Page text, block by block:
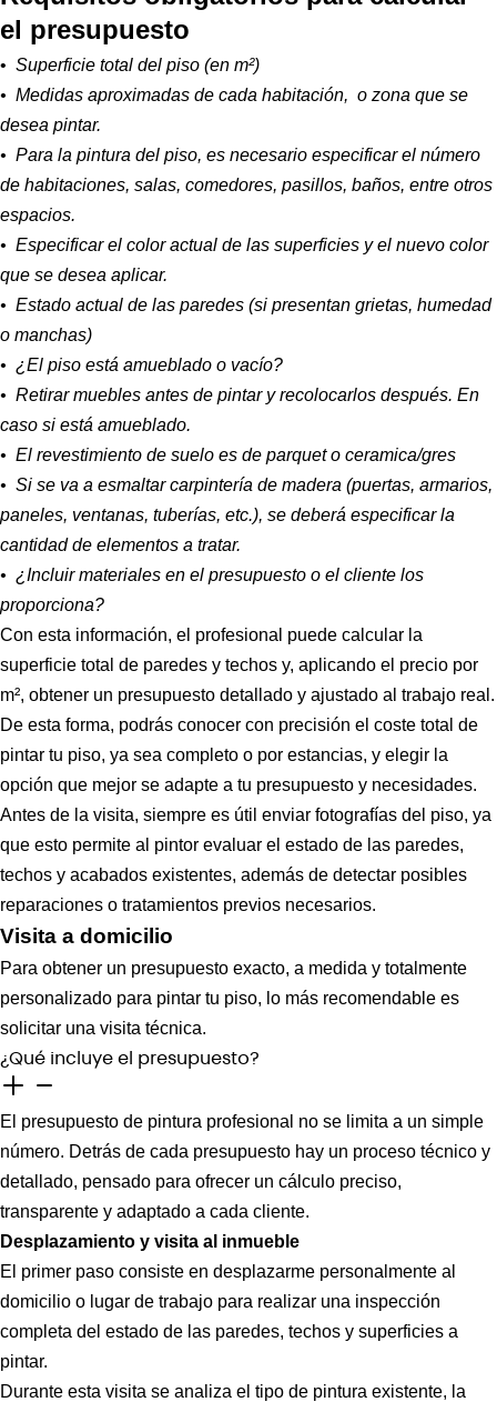
el presupuesto
• Superficie total del piso (en m²)
• Medidas aproximadas de cada habitación, o zona que se
desea pintar.
• Para la pintura del piso, es necesario especificar el número
de habitaciones, salas, comedores, pasillos, baños, entre otros
espacios.
• Especificar el color actual de las superficies y el nuevo color
que se desea aplicar.
• Estado actual de las paredes (si presentan grietas, humedad
o manchas)
• ¿El piso está amueblado o vacío?
• Retirar muebles antes de pintar y recolocarlos después. En
caso si está amueblado.
• El revestimiento de suelo es de parquet o ceramica/gres
• Si se va a esmaltar carpintería de madera (puertas, armarios,
paneles, ventanas, tuberías, etc.), se deberá especificar la
cantidad de elementos a tratar.
• ¿Incluir materiales en el presupuesto o el cliente los
proporciona?
Con esta información, el profesional puede calcular la
superficie total de paredes y techos y, aplicando el precio por
m², obtener un presupuesto detallado y ajustado al trabajo real.
De esta forma, podrás conocer con precisión el coste total de
pintar tu piso, ya sea completo o por estancias, y elegir la
opción que mejor se adapte a tu presupuesto y necesidades.
Antes de la visita, siempre es útil enviar fotografías del piso, ya
que esto permite al pintor evaluar el estado de las paredes,
techos y acabados existentes, además de detectar posibles
reparaciones o tratamientos previos necesarios.
Visita a domicilio
Para obtener un presupuesto exacto, a medida y totalmente
personalizado para pintar tu piso, lo más recomendable es
solicitar una visita técnica.
¿Qué incluye el presupuesto?
El presupuesto de pintura profesional no se limita a un simple
número. Detrás de cada presupuesto hay un proceso técnico y
detallado, pensado para ofrecer un cálculo preciso,
transparente y adaptado a cada cliente.
Desplazamiento y visita al inmueble
El primer paso consiste en desplazarme personalmente al
domicilio o lugar de trabajo para realizar una inspección
completa del estado de las paredes, techos y superficies a
pintar.
Durante esta visita se analiza el tipo de pintura existente, la